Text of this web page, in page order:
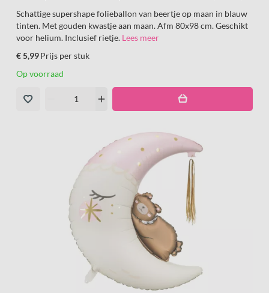
Schattige supershape folieballon van beertje op maan in blauw
tinten. Met gouden kwastje aan maan. Afm 80x98 cm. Geschikt
voor helium. Inclusief rietje. Lees meer
€ 5,99Prijs per stuk
Op voorraad
add